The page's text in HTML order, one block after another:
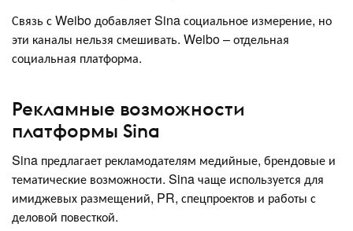
Связь с Weibo добавляет Sina социальное измерение, но
эти каналы нельзя смешивать. Weibo – отдельная
социальная платформа.
Рекламные возможности
платформы Sina
Sina предлагает рекламодателям медийные, брендовые и
тематические возможности. Sina чаще используется для
имиджевых размещений, PR, спецпроектов и работы с
деловой повесткой.